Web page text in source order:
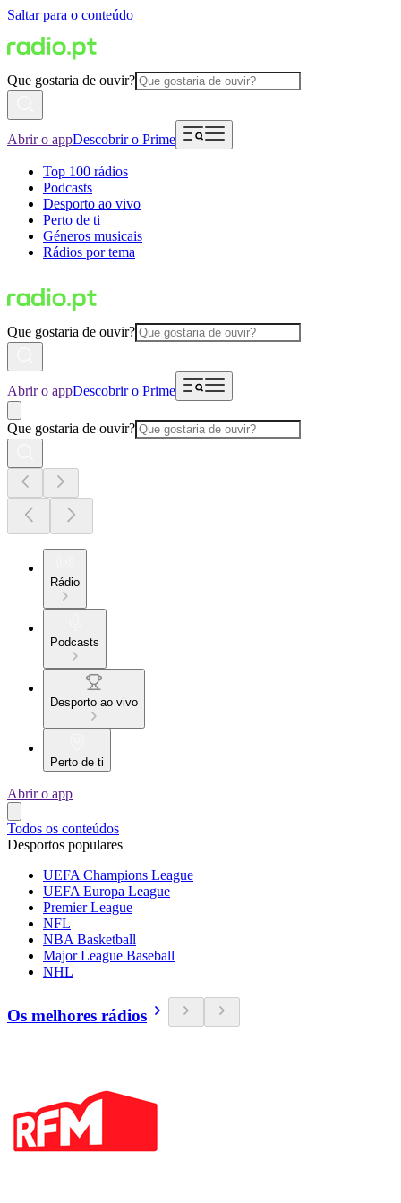
Saltar para o conteúdo
Que gostaria de ouvir?
Abrir o appDescobrir o Prime
Top 100 rádios
Podcasts
Desporto ao vivo
Perto de ti
Géneros musicais
Rádios por tema
Que gostaria de ouvir?
Abrir o appDescobrir o Prime
Que gostaria de ouvir?
Rádio
Podcasts
Desporto ao vivo
Perto de ti
Abrir o app
Todos os conteúdos
Desportos populares
UEFA Champions League
UEFA Europa League
Premier League
NFL
NBA Basketball
Major League Baseball
NHL
Os melhores rádios